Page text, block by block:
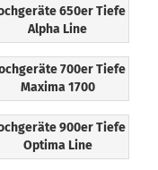
650er Tiefe
Alpha Line
700er Tiefe
Maxima 1700
900er Tiefe
Optima Line